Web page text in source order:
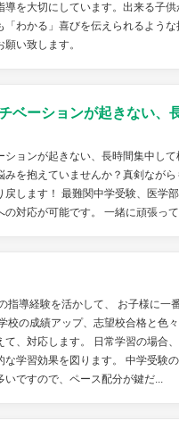
導を大切にしています。出来る子
「わかる」喜びを伝えられるよう
い致します。
ベーションが起きない、
ションが起きない、長時間集中し
みを抱えていませんか？真剣なが
戻します！ 最難関中学受験、医学
の対応が可能です。 一緒に頑張っ
指導経験を活かして、 お子様に一
校の成績アップ、志望校合格と色
て、対応します。 日常学習の場合
な学習効果を図ります。 中学受験
いですので、ペース配分が鍵だ...